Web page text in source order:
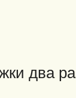
два